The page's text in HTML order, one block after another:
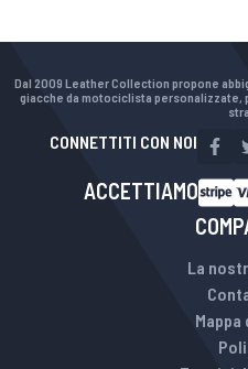
Dal 2009 Leather Collection propone
giacche da motociclista personalizzate,
CONNETTITI CON NOI
ACCETTIAMO
La